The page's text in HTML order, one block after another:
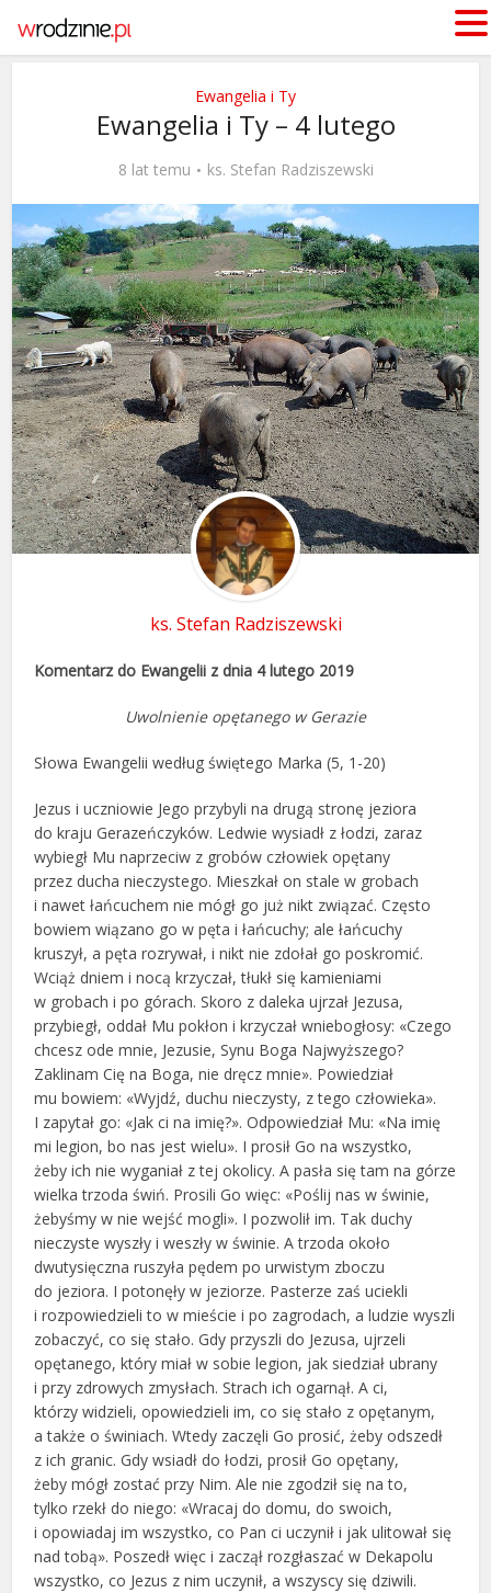
Ewangelia i Ty
Ewangelia i Ty – 4 lutego
8 lat temu ks. Stefan Radziszewski
ks. Stefan Radziszewski
Komentarz do Ewangelii z dnia 4 lutego 2019
Uwolnienie opętanego w Gerazie
Słowa Ewangelii według świętego Marka (5, 1-20)
Jezus i uczniowie Jego przybyli na drugą stronę jeziora
do kraju Gerazeńczyków. Ledwie wysiadł z łodzi, zaraz
wybiegł Mu naprzeciw z grobów człowiek opętany
przez ducha nieczystego. Mieszkał on stale w grobach
i nawet łańcuchem nie mógł go już nikt związać. Często
bowiem wiązano go w pęta i łańcuchy; ale łańcuchy
kruszył, a pęta rozrywał, i nikt nie zdołał go poskromić.
Wciąż dniem i nocą krzyczał, tłukł się kamieniami
w grobach i po górach. Skoro z daleka ujrzał Jezusa,
przybiegł, oddał Mu pokłon i krzyczał wniebogłosy: «Czego
chcesz ode mnie, Jezusie, Synu Boga Najwyższego?
Zaklinam Cię na Boga, nie dręcz mnie». Powiedział
mu bowiem: «Wyjdź, duchu nieczysty, z tego człowieka».
I zapytał go: «Jak ci na imię?». Odpowiedział Mu: «Na imię
mi legion, bo nas jest wielu». I prosił Go na wszystko,
żeby ich nie wyganiał z tej okolicy. A pasła się tam na górze
wielka trzoda świń. Prosili Go więc: «Poślij nas w świnie,
żebyśmy w nie wejść mogli». I pozwolił im. Tak duchy
nieczyste wyszły i weszły w świnie. A trzoda około
dwutysięczna ruszyła pędem po urwistym zboczu
do jeziora. I potonęły w jeziorze. Pasterze zaś uciekli
i rozpowiedzieli to w mieście i po zagrodach, a ludzie wyszli
zobaczyć, co się stało. Gdy przyszli do Jezusa, ujrzeli
opętanego, który miał w sobie legion, jak siedział ubrany
i przy zdrowych zmysłach. Strach ich ogarnął. A ci,
którzy widzieli, opowiedzieli im, co się stało z opętanym,
a także o świniach. Wtedy zaczęli Go prosić, żeby odszedł
z ich granic. Gdy wsiadł do łodzi, prosił Go opętany,
żeby mógł zostać przy Nim. Ale nie zgodził się na to,
tylko rzekł do niego: «Wracaj do domu, do swoich,
i opowiadaj im wszystko, co Pan ci uczynił i jak ulitował się
nad tobą». Poszedł więc i zaczął rozgłaszać w Dekapolu
wszystko, co Jezus z nim uczynił, a wszyscy się dziwili.